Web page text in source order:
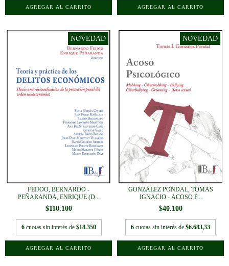
FEIJOO, BERNARDO -
PEÑARANDA, ENRIQUE (D...
$110.100
6 cuotas sin interés de $18.350
GONZÁLEZ PONDAL, TOMÁS
IGNACIO - ACOSO P...
$40.100
6 cuotas sin interés de $6.683,33